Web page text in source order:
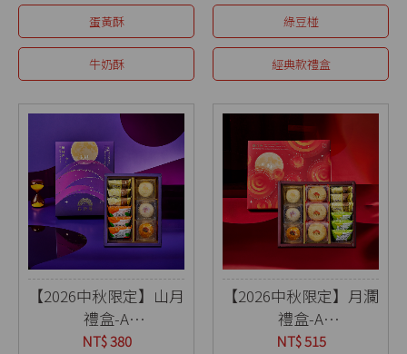
蛋黃酥 綠豆椪
牛奶酥 經典款禮盒
【2026中秋限定】山月
禮盒-A
9入(盒)
NT$ 380
【2026中秋限定】月瀾
禮盒-A
12入(盒)
NT$ 515